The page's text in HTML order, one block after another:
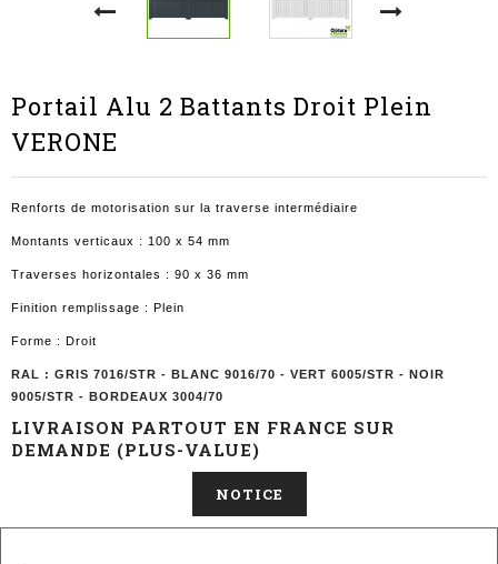
Portail Alu 2 Battants Droit Plein
VERONE
Renforts de motorisation sur la traverse intermédiaire
Montants verticaux : 100 x 54 mm
Traverses horizontales : 90 x 36 mm
Finition remplissage : Plein
Forme : Droit
RAL : GRIS 7016/STR - BLANC 9016/70 - VERT 6005/STR - NOIR
9005/STR - BORDEAUX 3004/70
LIVRAISON PARTOUT EN FRANCE SUR
DEMANDE (PLUS-VALUE)
NOTICE